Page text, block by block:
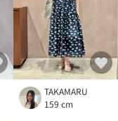
TAKAMARU
159 cm